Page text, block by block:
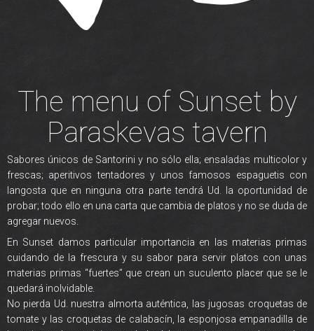
The menu of Sunset by
Paraskevas tavern
Sabores únicos de Santorini y no sólo ella; ensaladas multicolor y
frescas; aperitivos tentadores y unos famosos espaguetis con
langosta que en ninguna otra parte tendrá Ud. la oportunidad de
probar; todo ello en una carta que cambia de platos y no se duda de
agregar nuevos.
En Sunset damos particular importancia en las materias primas
cuidando de la frescura y su sabor para servir platos con unas
materias primas “fuertes” que crean un suculento placer que se le
quedará inolvidable.
No pierda Ud. nuestra almorta auténtica, las jugosas croquetas de
tomate y las croquetas de calabacín, la esponjosa empanadilla de